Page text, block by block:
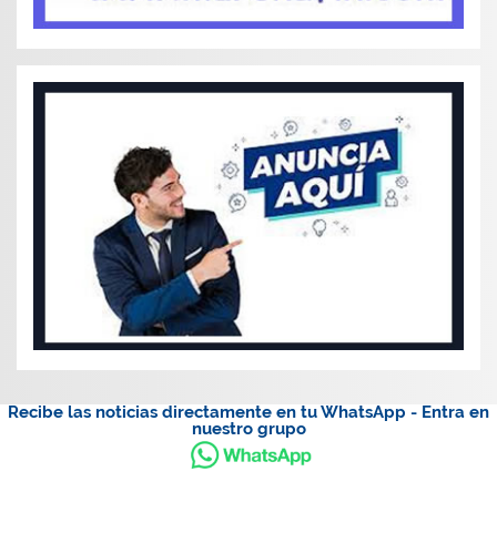
Recibe las noticias directamente en tu WhatsApp - Entra en
nuestro grupo